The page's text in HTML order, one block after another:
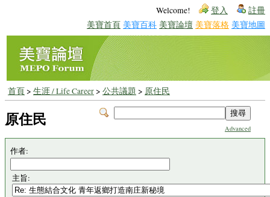
Welcome! 登入 註冊
美寶首頁 美寶百科 美寶論壇 美寶落格 美寶地圖
首頁> 生涯 / Life Career> 公共議題 > 原住民
Advanced
原住民
作者:
主旨: